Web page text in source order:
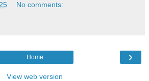
No comments:
›
Home
View web version